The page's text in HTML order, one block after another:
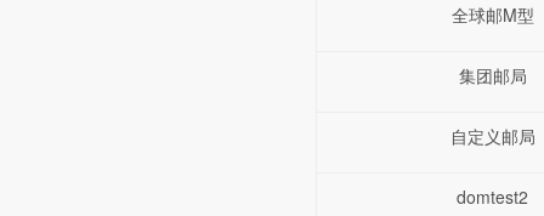
全球邮M型
集团邮局
自定义邮局
domtest2